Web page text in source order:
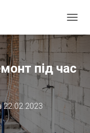
Е
Е
К
Т
И
Н
під час
22.02.2023